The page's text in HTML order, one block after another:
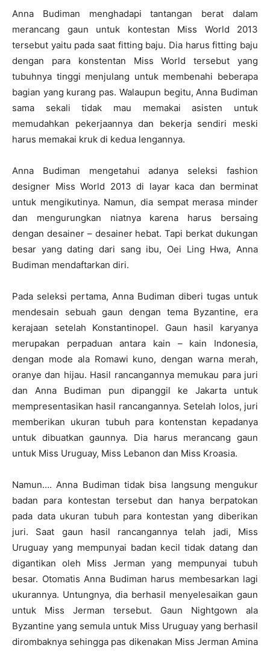
Anna Budiman menghadapi tantangan berat dalam
merancang gaun untuk kontestan Miss World 2013
tersebut yaitu pada saat fitting baju. Dia harus fitting baju
dengan para konstentan Miss World tersebut yang
tubuhnya tinggi menjulang untuk membenahi beberapa
bagian yang kurang pas. Walaupun begitu, Anna Budiman
sama sekali tidak mau memakai asisten untuk
memudahkan pekerjaannya dan bekerja sendiri meski
harus memakai kruk di kedua lengannya.
Anna Budiman mengetahui adanya seleksi fashion
designer Miss World 2013 di layar kaca dan berminat
untuk mengikutinya. Namun, dia sempat merasa minder
dan mengurungkan niatnya karena harus bersaing
dengan desainer – desainer hebat. Tapi berkat dukungan
besar yang dating dari sang ibu, Oei Ling Hwa, Anna
Budiman mendaftarkan diri.
Pada seleksi pertama, Anna Budiman diberi tugas untuk
mendesain sebuah gaun dengan tema Byzantine, era
kerajaan setelah Konstantinopel. Gaun hasil karyanya
merupakan perpaduan antara kain – kain Indonesia,
dengan mode ala Romawi kuno, dengan warna merah,
oranye dan hijau. Hasil rancangannya memukau para juri
dan Anna Budiman pun dipanggil ke Jakarta untuk
mempresentasikan hasil rancangannya. Setelah lolos, juri
memberikan ukuran tubuh para kontenstan kepadanya
untuk dibuatkan gaunnya. Dia harus merancang gaun
untuk Miss Uruguay, Miss Lebanon dan Miss Kroasia.
Namun…. Anna Budiman tidak bisa langsung mengukur
badan para kontestan tersebut dan hanya berpatokan
pada data ukuran tubuh para kontestan yang diberikan
juri. Saat gaun hasil rancangannya telah jadi, Miss
Uruguay yang mempunyai badan kecil tidak datang dan
digantikan oleh Miss Jerman yang mempunyai tubuh
besar. Otomatis Anna Budiman harus membesarkan lagi
ukurannya. Untungnya, dia berhasil menyelesaikan gaun
untuk Miss Jerman tersebut. Gaun Nightgown ala
Byzantine yang semula untuk Miss Uruguay yang berhasil
dirombaknya sehingga pas dikenakan Miss Jerman Amina